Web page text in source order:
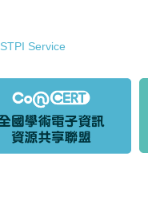
STPI Service